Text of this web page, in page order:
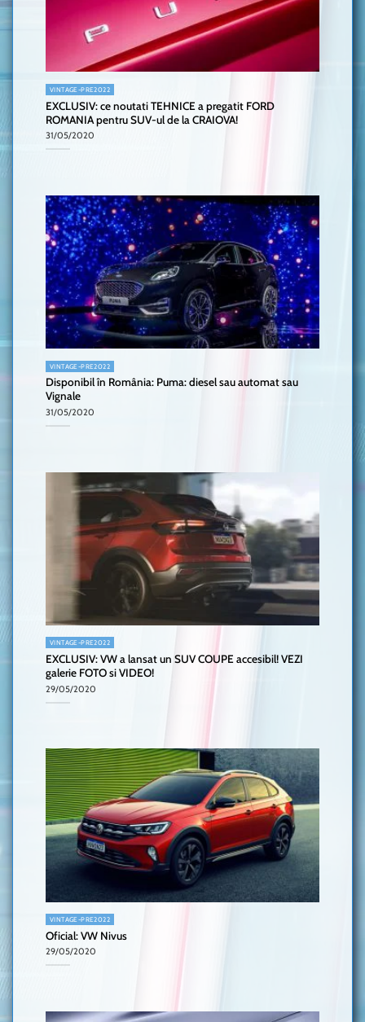
VINTAGE-PRE2022
EXCLUSIV: ce noutati TEHNICE a pregatit FORD
ROMANIA pentru SUV-ul de la CRAIOVA!
31/05/2020
VINTAGE-PRE2022
Disponibil în România: Puma: diesel sau automat sau
Vignale
31/05/2020
VINTAGE-PRE2022
EXCLUSIV: VW a lansat un SUV COUPE accesibil! VEZI
galerie FOTO si VIDEO!
29/05/2020
VINTAGE-PRE2022
Oficial: VW Nivus
29/05/2020